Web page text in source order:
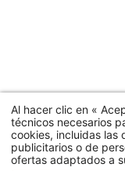
Al hacer clic en «
técnicos necesarios
cookies, incluidas las
publicitarios o de
ofertas adaptados a